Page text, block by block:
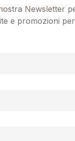
Newsletter
e promozioni